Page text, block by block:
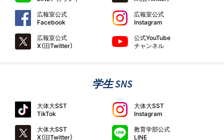
広報室公式
Facebook
広報室公式
Instagram
広報室公式
X（旧Twitter）
公式YouTube
チャンネル
学生 SNS
大体大SST
TikTok
大体大SST
Instagram
大体大SST
X（旧Twitter）
教育学部公式
LINE